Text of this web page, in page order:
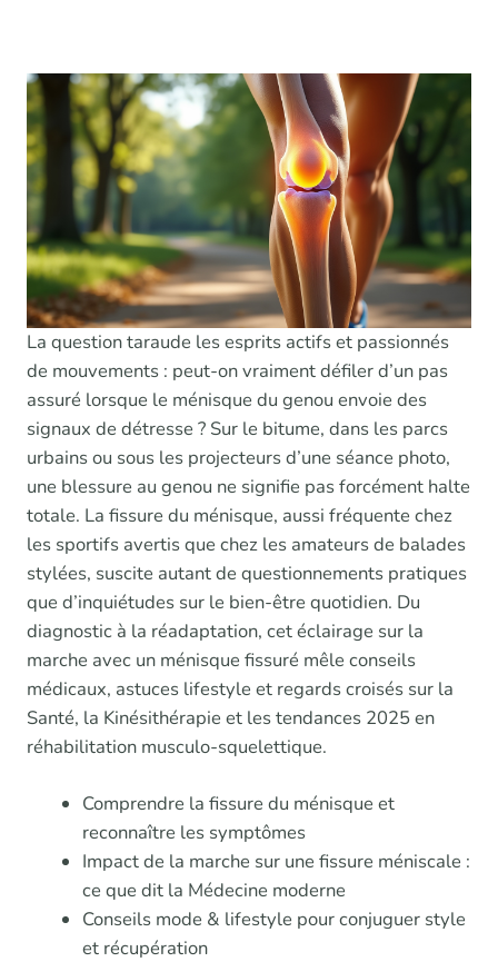
La question taraude les esprits actifs et passionnés
de mouvements : peut-on vraiment défiler d’un pas
assuré lorsque le ménisque du genou envoie des
signaux de détresse ? Sur le bitume, dans les parcs
urbains ou sous les projecteurs d’une séance photo,
une blessure au genou ne signifie pas forcément halte
totale. La fissure du ménisque, aussi fréquente chez
les sportifs avertis que chez les amateurs de balades
stylées, suscite autant de questionnements pratiques
que d’inquiétudes sur le bien-être quotidien. Du
diagnostic à la réadaptation, cet éclairage sur la
marche avec un ménisque fissuré mêle conseils
médicaux, astuces lifestyle et regards croisés sur la
Santé, la Kinésithérapie et les tendances 2025 en
réhabilitation musculo-squelettique.
Comprendre la fissure du ménisque et
reconnaître les symptômes
Impact de la marche sur une fissure méniscale :
ce que dit la Médecine moderne
Conseils mode & lifestyle pour conjuguer style
et récupération